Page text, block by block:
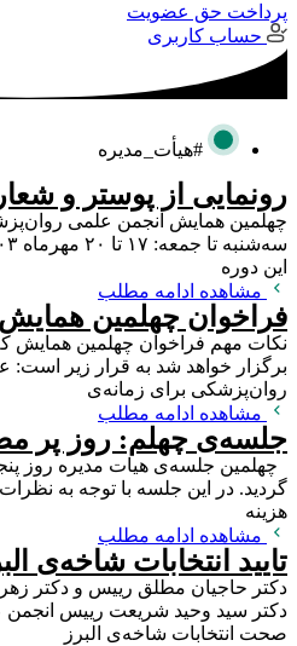
پرداخت حق عضویت
حساب کاربری
#هیأت_مدیره
رونمایی از پوستر و
چهلمین همایش انجمن علمی
این دوره
مشاهده ادامه مطلب
فراخوان چهلمین همایش
برگزار خواهد شد به قرار زیر است:
روان‌‌پزشکی برای زمانه‌ی
مشاهده ادامه مطلب
جلسه‌ی چهلم: روز پر
گردید. در این جلسه با توجه به
هزینه
مشاهده ادامه مطلب
تایید انتخابات شاخه‌ی
دکتر حاجیان مطلق رییس و دکتر
دکتر سید وحید شریعت رییس انجمن
صحت انتخابات شاخه‌ی البرز